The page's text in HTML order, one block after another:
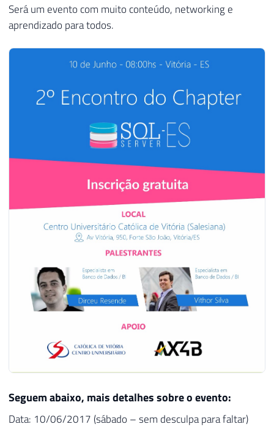
Será um evento com muito conteúdo, networking e
aprendizado para todos.
Seguem abaixo, mais detalhes sobre o evento:
Data: 10/06/2017 (sábado – sem desculpa para faltar)